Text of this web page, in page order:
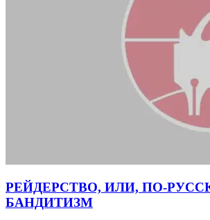
РЕЙДЕРСТВО, ИЛИ, ПО-
БАНДИТИЗМ